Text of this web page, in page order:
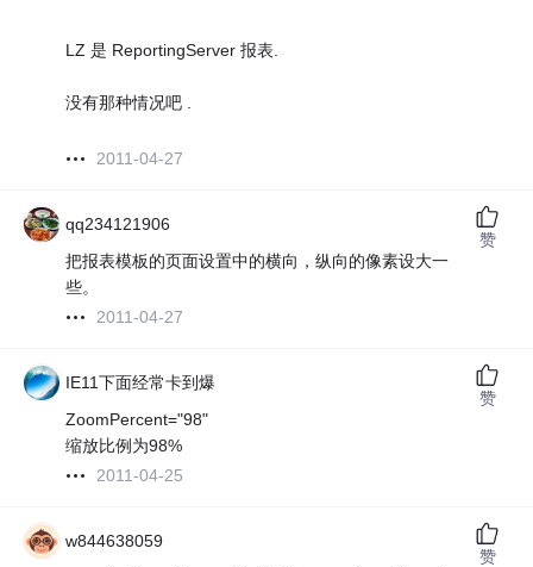
LZ 是 ReportingServer 报表.
没有那种情况吧 .
2011-04-27
qq234121906
把报表模板的页面设置中的横向，纵向的像素设大一
些。
2011-04-27
赞
IE11下面经常卡到爆
ZoomPercent="98"
缩放比例为98%
2011-04-25
赞
w844638059
赞